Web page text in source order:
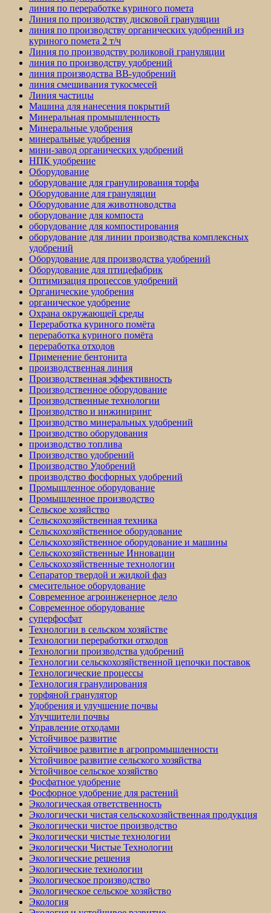
линия по переработке куриного помета
Линия по производству дисковой грануляции
линия по производству органических удобрений из
куриного помета 2 т/ч
Линия по производству роликовой грануляции
линия по производству удобрений
линия производства BB-удобрений
линия смешивания тукосмесей
Линия частицы
Машина для нанесения покрытий
Минеральная промышленность
Минеральные удобрения
минеральные удобрения
мини-завод органических удобрений
НПК удобрение
Оборудование
оборудование для гранулирования торфа
Оборудование для грануляции
Оборудование для животноводства
оборудование для компоста
оборудование для компостирования
оборудование для линии производства комплексных
удобрений
Оборудование для производства удобрений
Оборудование для птицефабрик
Оптимизация процессов удобрений
Органические удобрения
органическое удобрение
Охрана окружающей среды
Переработка куриного помёта
переработка куриного помёта
переработка отходов
Применение бентонита
производственная линия
Производственная эффективность
Производственное оборудование
Производственные технологии
Производство и инжиниринг
Производство минеральных удобрений
Производство оборудования
производство топлива
Производство удобрений
Производство Удобрений
производство фосфорных удобрений
Промышленное оборудование
Промышленное производство
Сельское хозяйство
Сельскохозяйственная техника
Сельскохозяйственное оборудование
Сельскохозяйственное оборудование и машины
Сельскохозяйственные Инновации
Сельскохозяйственные технологии
Сепаратор твердой и жидкой фаз
смесительное оборудование
Современное агроинженерное дело
Современное оборудование
суперфосфат
Технологии в сельском хозяйстве
Технологии переработки отходов
Технологии производства удобрений
Технологии сельскохозяйственной цепочки поставок
Технологические процессы
Технология гранулирования
торфяной гранулятор
Удобрения и улучшение почвы
Улучшители почвы
Управление отходами
Устойчивое развитие
Устойчивое развитие в агропромышленности
Устойчивое развитие сельского хозяйства
Устойчивое сельское хозяйство
Фосфатное удобрение
Фосфорное удобрение для растений
Экологическая ответственность
Экологически чистая сельскохозяйственная продукция
Экологически чистое производство
Экологически чистые технологии
Экологически Чистые Технологии
Экологические решения
Экологические технологии
Экологическое производство
Экологическое сельское хозяйство
Экология